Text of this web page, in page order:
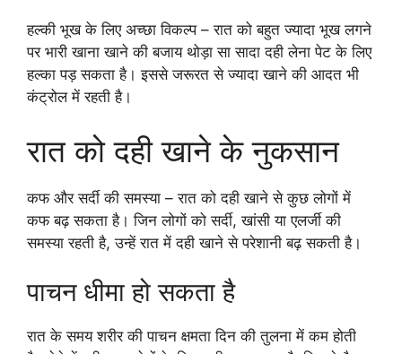
हल्की भूख के लिए अच्छा विकल्प – रात को बहुत ज्यादा भूख लगने
पर भारी खाना खाने की बजाय थोड़ा सा सादा दही लेना पेट के लिए
हल्का पड़ सकता है। इससे जरूरत से ज्यादा खाने की आदत भी
कंट्रोल में रहती है।
रात को दही खाने के नुकसान
कफ और सर्दी की समस्या – रात को दही खाने से कुछ लोगों में
कफ बढ़ सकता है। जिन लोगों को सर्दी, खांसी या एलर्जी की
समस्या रहती है, उन्हें रात में दही खाने से परेशानी बढ़ सकती है।
पाचन धीमा हो सकता है
रात के समय शरीर की पाचन क्षमता दिन की तुलना में कम होती